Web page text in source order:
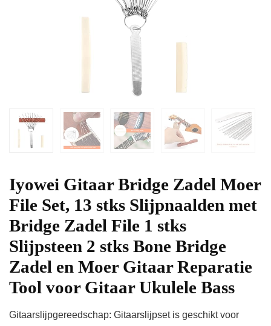
Iyowei Gitaar Bridge Zadel Moer
File Set, 13 stks Slijpnaalden met
Bridge Zadel File 1 stks
Slijpsteen 2 stks Bone Bridge
Zadel en Moer Gitaar Reparatie
Tool voor Gitaar Ukulele Bass
Gitaarslijpgereedschap: Gitaarslijpset is geschikt voor